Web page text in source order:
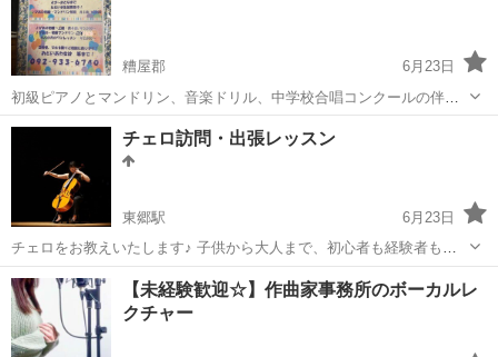
糟屋郡
6月23日
初級ピアノとマンドリン、音楽ドリル、中学校合唱コンクールの伴
奏、学校先生になりたい方、保育園、幼稚園の先生、簡単伴奏の付け
方などもお教えします😸 宇美東小学校、裏門から３件目なので学校帰
りに寄られる生徒さんもおられます。 家...
福岡 糟屋郡 ピアノ マンドリン
チェロ訪問・出張レッスン
東郷駅
6月23日
チェロをお教えいたします♪ 子供から大人まで、初心者も経験者も大
歓迎です。 やってみたいけど、どう始めていいかわからない。 楽器は
買ったけど、どう練習していいかわからない。 弾きたい曲があるの
に、どうもうまく弾けない。 そ...
福岡 宗像市 東郷駅 その他 チェロ
【未経験歓迎☆】作曲家事務所のボーカルレ
クチャー